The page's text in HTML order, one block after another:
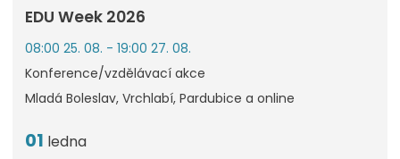
EDU Week 2026
08:00 25. 08. - 19:00 27. 08.
Konference/vzdělávací akce
Mladá Boleslav, Vrchlabí, Pardubice a online
01 ledna